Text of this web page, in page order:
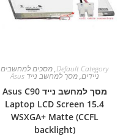
Default Category
,מסכים למחשבים
ניידים,מסך למחשב נייד Asus
מסך למחשב נייד Asus C90
Laptop LCD Screen 15.4
WSXGA+ Matte (CCFL
backlight)